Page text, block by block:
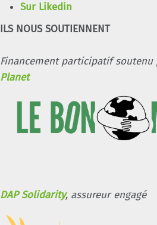
Sur Likedin
ILS NOUS SOUTIENNENT
Financement participatif
Planet
DAP Solidarity, assureur engagé